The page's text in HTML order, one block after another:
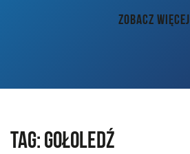
KONTAKT
ZOBACZ WIĘCEJ
Tag:gołoledź